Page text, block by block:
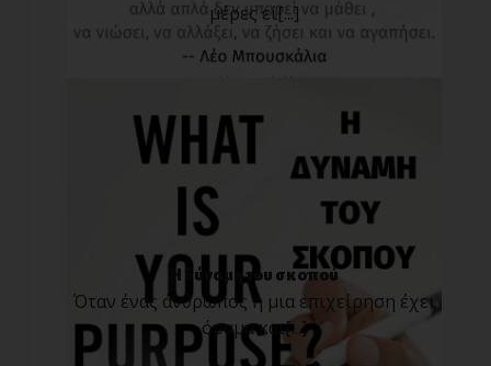
μέρες εί[...]
Η δύναμη του σκοπού
Όταν ένας άνθρωπος ή μια επιχείρηση έχει
όραμα και[...]